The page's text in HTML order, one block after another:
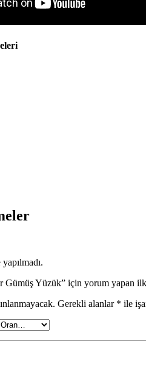
Gümüş Yüzük” için yorum yapan
Gerekli alanlar * ile